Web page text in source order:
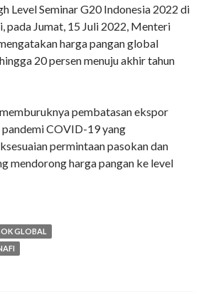
Level Seminar G20 Indonesia 2022 di
pada Jumat, 15 Juli 2022, Menteri
harga pangan global
20 persen menuju akhir tahun
pembatasan ekspor
COVID-19 yang
permintaan pasokan dan
mendorong harga pangan ke level
GLOBAL